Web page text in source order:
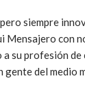
siempre
Mensajero con
su profesión de
del medio